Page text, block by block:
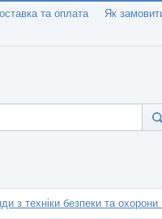
та оплата
Як
з техніки безпеки та охорони